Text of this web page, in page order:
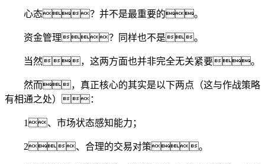
心态？并不是最重要的。
资金管理？同样也不是。
当然，这两方面也并非完全无关紧要。
然而，真正核心的其实是以下两点（这与作战策略
有相通之处）：
1、市场状态感知能力；
2、合理的交易对策。